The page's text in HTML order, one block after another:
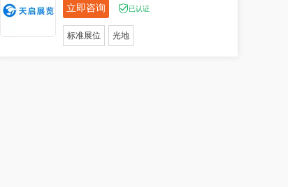
立即咨询
已认证
标准展位 光地